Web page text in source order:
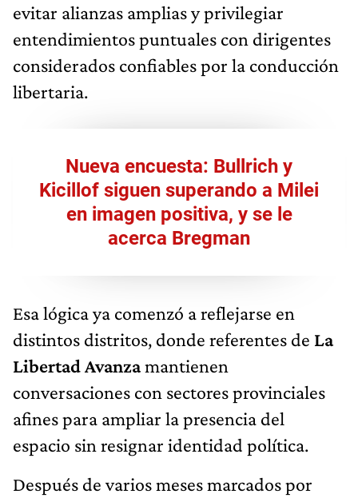
evitar alianzas amplias y privilegiar
entendimientos puntuales con dirigentes
considerados confiables por la conducción
libertaria.
Nueva encuesta: Bullrich y
Kicillof siguen superando a Milei
en imagen positiva, y se le
acerca Bregman
Esa lógica ya comenzó a reflejarse en
distintos distritos, donde referentes de La
Libertad Avanzamantienen
conversaciones con sectores provinciales
afines para ampliar la presencia del
espacio sin resignar identidad política.
Después de varios meses marcados por